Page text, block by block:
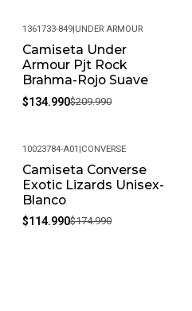
-36%
1361733-849 UNDER ARMOUR
Camiseta Under
Armour Pjt Rock
Brahma-Rojo Suave
$134.990$209.990
-34%
10023784-A01 CONVERSE
Camiseta Converse
Exotic Lizards Unisex-
Blanco
$114.990$174.990